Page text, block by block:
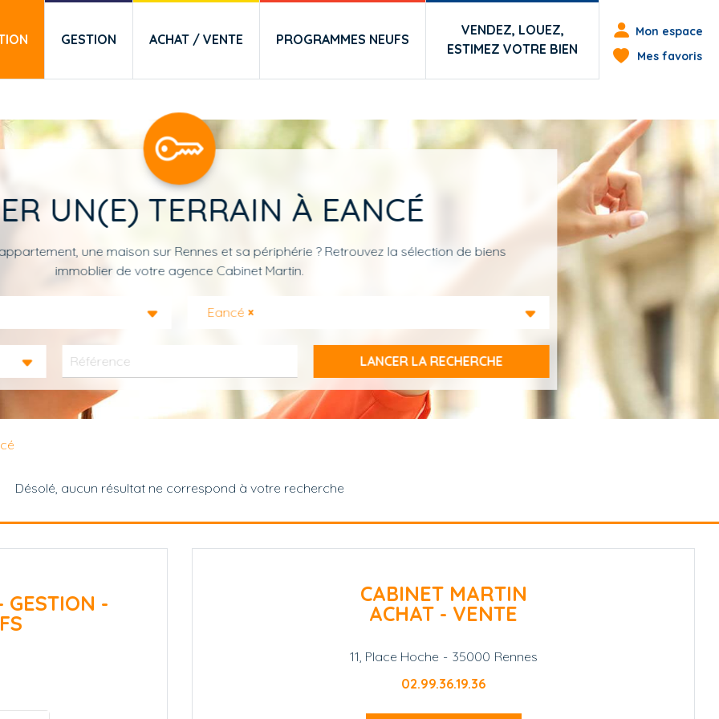
GESTION ACHAT / VENTE PROGRAMMES NEUFS
VENDEZ, LOUEZ,
ESTIMEZ VOTRE BIEN
Menu
Mon espace
Mes favoris
UN(E) TERRAIN À EANCÉ
une maison sur Rennes et sa périphérie ? Retrouvez la sélection de biens
immoblier de votre agence Cabinet Martin.
×
Eancé
Désolé, aucun résultat ne correspond à votre recherche
GESTION -
CABINET MARTIN
ACHAT - VENTE
11, Place Hoche - 35000 Rennes
02.99.36.19.36